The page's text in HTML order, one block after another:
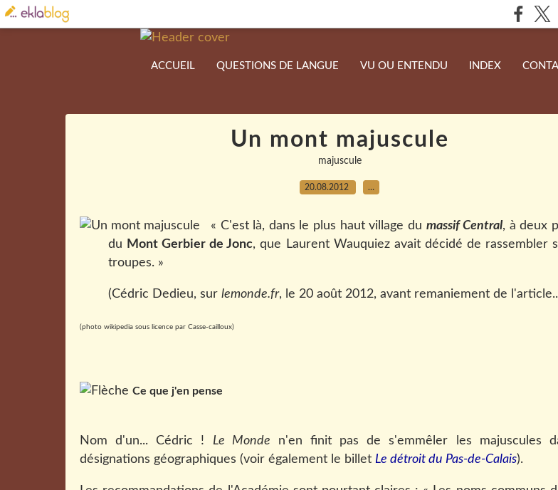
ACCUEIL QUESTIONS DE LANGUE VU OU ENTENDU INDEX
Un mont majuscule
majuscule
20.08.2012 …
« C'est là, dans le plus haut village du massif Central, à deux
du Mont Gerbier de Jonc, que Laurent Wauquiez avait décidé de rassembler
troupes. »
(Cédric Dedieu, sur lemonde.fr, le 20 août 2012, avant remaniement de
(photo wikipedia sous licence par Casse-cailloux)
Ce que j'en pense
Nom d'un... Cédric ! Le Monde n'en finit pas de s'emmêler les majuscules
désignations géographiques (voir également le billet Le détroit du Pas-de-Calais).